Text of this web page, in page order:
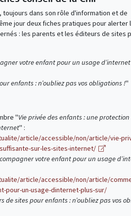
toujours dans son rôle d'information et de
jour deux fiches pratiques pour alerter
: les parents et les éditeurs de sites
votre enfant pour un usage
enfants : n’oubliez pas vos obligations !"
"Vie privée des enfants : une protection
" :
article/accessible/non/article/vie-
sur-les-sites-internet/
votre enfant pour un usage
article/accessible/non/article/
pour-un-usage-dinternet-plus-sur/
de sites pour enfants : n’oubliez pas vos